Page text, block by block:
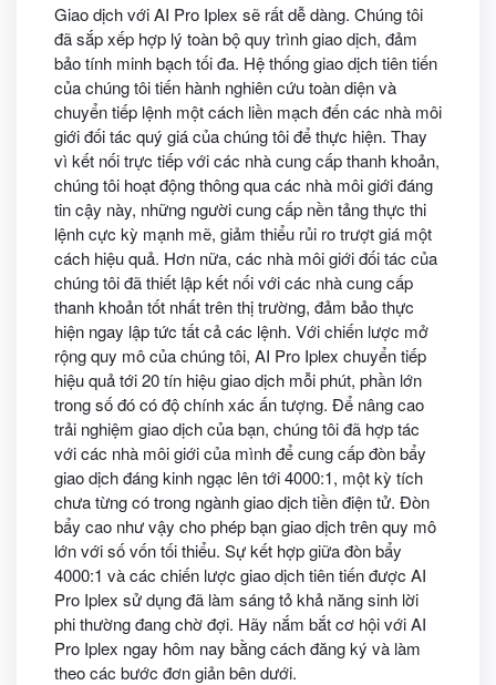
Giao dịch với AI Pro Iplex sẽ rất dễ dàng. Chúng tôi
đã sắp xếp hợp lý toàn bộ quy trình giao dịch, đảm
bảo tính minh bạch tối đa. Hệ thống giao dịch tiên tiến
của chúng tôi tiến hành nghiên cứu toàn diện và
chuyển tiếp lệnh một cách liền mạch đến các nhà môi
giới đối tác quý giá của chúng tôi để thực hiện. Thay
vì kết nối trực tiếp với các nhà cung cấp thanh khoản,
chúng tôi hoạt động thông qua các nhà môi giới đáng
tin cậy này, những người cung cấp nền tảng thực thi
lệnh cực kỳ mạnh mẽ, giảm thiểu rủi ro trượt giá một
cách hiệu quả. Hơn nữa, các nhà môi giới đối tác của
chúng tôi đã thiết lập kết nối với các nhà cung cấp
thanh khoản tốt nhất trên thị trường, đảm bảo thực
hiện ngay lập tức tất cả các lệnh. Với chiến lược mở
rộng quy mô của chúng tôi, AI Pro Iplex chuyển tiếp
hiệu quả tới 20 tín hiệu giao dịch mỗi phút, phần lớn
trong số đó có độ chính xác ấn tượng. Để nâng cao
trải nghiệm giao dịch của bạn, chúng tôi đã hợp tác
với các nhà môi giới của mình để cung cấp đòn bẩy
giao dịch đáng kinh ngạc lên tới 4000:1, một kỳ tích
chưa từng có trong ngành giao dịch tiền điện tử. Đòn
bẩy cao như vậy cho phép bạn giao dịch trên quy mô
lớn với số vốn tối thiểu. Sự kết hợp giữa đòn bẩy
4000:1 và các chiến lược giao dịch tiên tiến được AI
Pro Iplex sử dụng đã làm sáng tỏ khả năng sinh lời
phi thường đang chờ đợi. Hãy nắm bắt cơ hội với AI
Pro Iplex ngay hôm nay bằng cách đăng ký và làm
theo các bước đơn giản bên dưới.